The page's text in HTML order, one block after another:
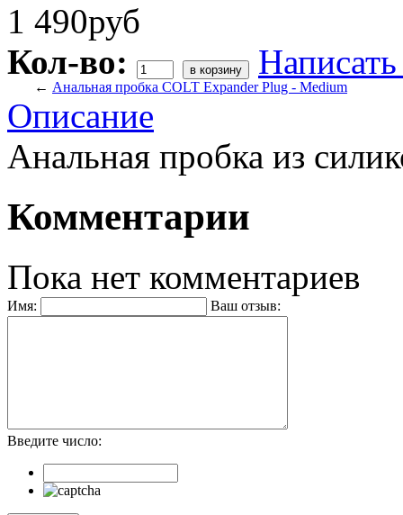
1 490руб
Кол-во:
← Анальная пробка COLT Expander Plug - Medium
Описание
Анальная пробка из
Комментарии
Пока нет комментариев
Имя: Ваш отзыв:
Введите число: